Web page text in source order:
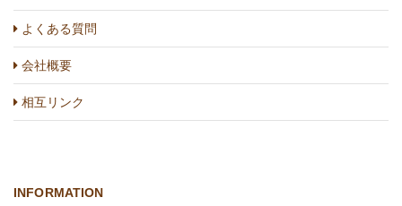
よくある質問
会社概要
相互リンク
INFORMATION